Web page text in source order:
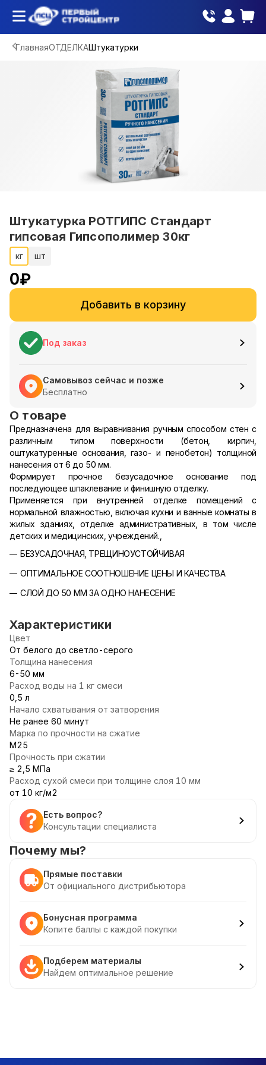
ГлавнаяОТДЕЛКАШтукатурки
Штукатурка РОТГИПС Стандарт
гипсовая Гипсополимер 30кг
кг шт
0₽
Добавить в корзину
Под заказ
Самовывоз сейчас и позже
Бесплатно
О товаре
Предназначена для выравнивания ручным способом стен с
различным типом поверхности (бетон, кирпич,
оштукатуренные основания, газо- и пенобетон) толщиной
нанесения от 6 до 50 мм.
Формирует прочное безусадочное основание под
последующее шпаклевание и финишную отделку.
Применяется при внутренней отделке помещений с
нормальной влажностью, включая кухни и ванные комнаты в
жилых зданиях, отделке административных, в том числе
детских и медицинских, учреждений.,
БЕЗУСАДОЧНАЯ, ТРЕЩИНОУСТОЙЧИВАЯ
ОПТИМАЛЬНОЕ СООТНОШЕНИЕ ЦЕНЫ И КАЧЕСТВА
СЛОЙ ДО 50 ММ ЗА ОДНО НАНЕСЕНИЕ
Характеристики
Цвет
От белого до светло-серого
Толщина нанесения
6-50 мм
Расход воды на 1 кг смеси
0,5 л
Начало схватывания от затворения
Не ранее 60 минут
Марка по прочности на сжатие
М25
Прочность при сжатии
≥ 2,5 МПа
Расход сухой смеси при толщине слоя 10 мм
от 10 кг/м2
Есть вопрос?
Консультации специалиста
Почему мы?
Прямые поставки
От официального дистрибьютора
Бонусная программа
Копите баллы с каждой покупки
Подберем материалы
Найдем оптимальное решение